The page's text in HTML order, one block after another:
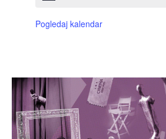
Pogledaj kalendar